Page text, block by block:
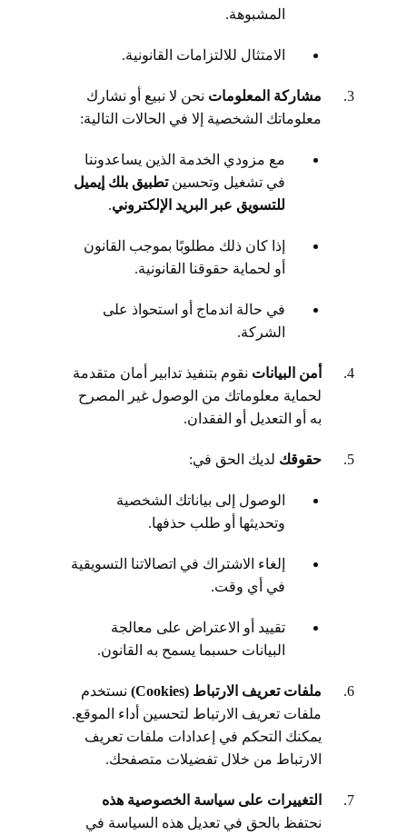
المشبوهة.
الامتثال للالتزامات القانونية.
مشاركة المعلومات نحن لا نبيع أو نشارك
معلوماتك الشخصية إلا في الحالات التالية:
مع مزودي الخدمة الذين يساعدوننا
في تشغيل وتحسينتطبيق بلك إيميل
للتسويق عبر البريد الإلكتروني.
إذا كان ذلك مطلوبًا بموجب القانون
أو لحماية حقوقنا القانونية.
في حالة اندماج أو استحواذ على
الشركة.
أمن البيانات نقوم بتنفيذ تدابير أمان متقدمة
لحماية معلوماتك من الوصول غير المصرح
به أو التعديل أو الفقدان.
حقوقك لديك الحق في:
الوصول إلى بياناتك الشخصية
وتحديثها أو طلب حذفها.
إلغاء الاشتراك في اتصالاتنا التسويقية
في أي وقت.
تقييد أو الاعتراض على معالجة
البيانات حسبما يسمح به القانون.
ملفات تعريف الارتباط (Cookies)
نستخدم
ملفات تعريف الارتباط لتحسين أداء الموقع.
يمكنك التحكم في إعدادات ملفات تعريف
الارتباط من خلال تفضيلات متصفحك.
التغييرات على سياسة الخصوصية هذه
نحتفظ بالحق في تعديل هذه السياسة في